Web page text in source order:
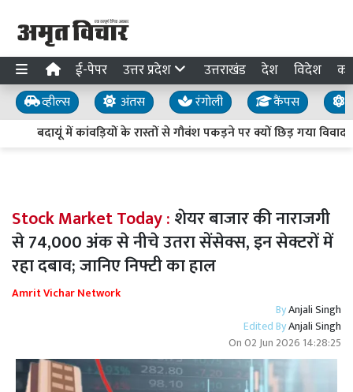
ई-पेपर उत्तर प्रदेश उत्तराखंड देश विदेश
व्हील्स अंतस रंगोली कैंपस
बदायूं में कांवड़ियों के रास्तों से गौवंश पकड़ने पर क्यों छिड़ गया विवाद,
Stock Market Today :शेयर बाजार की नाराजगी
से 74,000 अंक से नीचे उतरा सेंसेक्स, इन सेक्टरों में
रहा दबाव; जानिए निफ्टी का हाल
Amrit Vichar Network
ByAnjali Singh
Edited ByAnjali Singh
On02 Jun 2026 14:28:25